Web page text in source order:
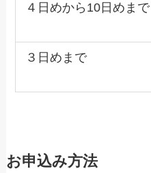
４日めから10日めまで
３日めまで
お申込み方法